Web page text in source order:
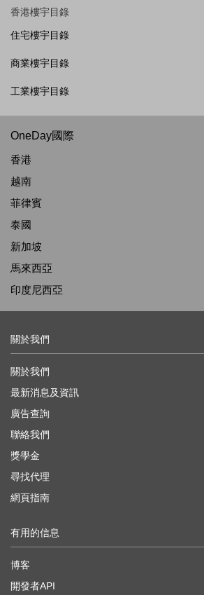
香港樓宇目錄
住宅樓宇目錄
商業樓宇目錄
工業樓宇目錄
OneDay國際
香港
越南
菲律賓
泰國
新加坡
馬來西亞
印度尼西亞
關於我們
關於我們
最新消息及資訊
廣告查詢
聯絡我們
獎學金
尋找代理
網頁指南
有用的信息
博客
開發者API